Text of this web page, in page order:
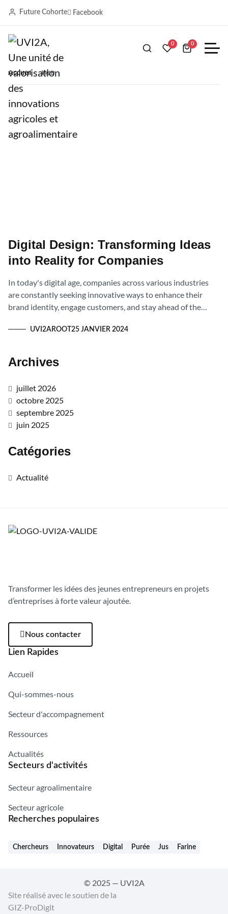
Future Cohorte Facebook
0 0
Web
Accueil Web
Digital Design: Transforming Ideas
into Reality for Companies
In today's digital age, companies across various industries
are constantly seeking innovative ways to enhance their
brand identity, engage customers, and stay ahead of the
UVI2AROOT25 JANVIER 2024
Archives
juillet 2026
octobre 2025
septembre 2025
juin 2025
Catégories
Actualité
Transformer les idées des jeunes entrepreneurs en projets
d’entreprises à forte valeur ajoutée.
Nous contacter
Lien Rapides
Accueil
Qui-sommes-nous
Secteur d'accompagnement
Ressources
Actualités
Secteurs d'activités
Secteur agroalimentaire
Secteur agricole
Recherches populaires
Chercheurs Innovateurs Digital Purée Jus Farine
© 2025 — UVI2A
Site réalisé avec le soutien de la
GIZ-ProDigit